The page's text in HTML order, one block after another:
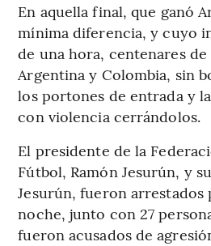
En aquella final, que ganó
mínima diferencia, y cuyo
de una hora, centenares
Argentina y Colombia, sin
los portones de entrada y
con violencia cerrándolos.
El presidente de la
Fútbol, Ramón Jesurún, y
Jesurún, fueron arrestados
noche, junto con 27
fueron acusados de